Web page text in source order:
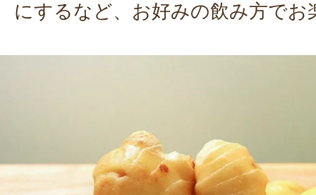
にするなど、お好みの飲み方でお